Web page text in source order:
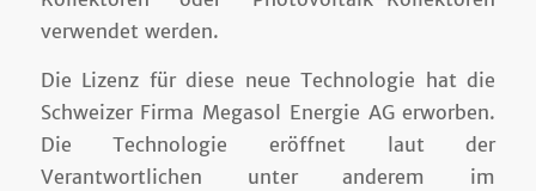
verwendet werden.
Die Lizenz für diese neue Technologie hat die
Schweizer Firma Megasol Energie AG erworben.
Die Technologie eröffnet laut der
Verantwortlichen unter anderem im